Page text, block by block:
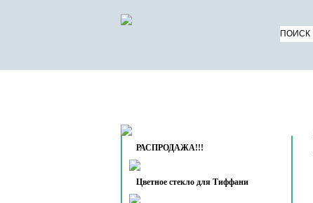
РАСПРОДАЖА!!!
Цветное стекло для Тиффани